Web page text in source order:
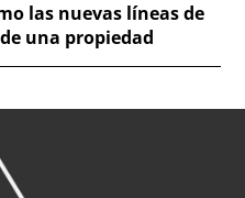
las nuevas líneas de
una propiedad